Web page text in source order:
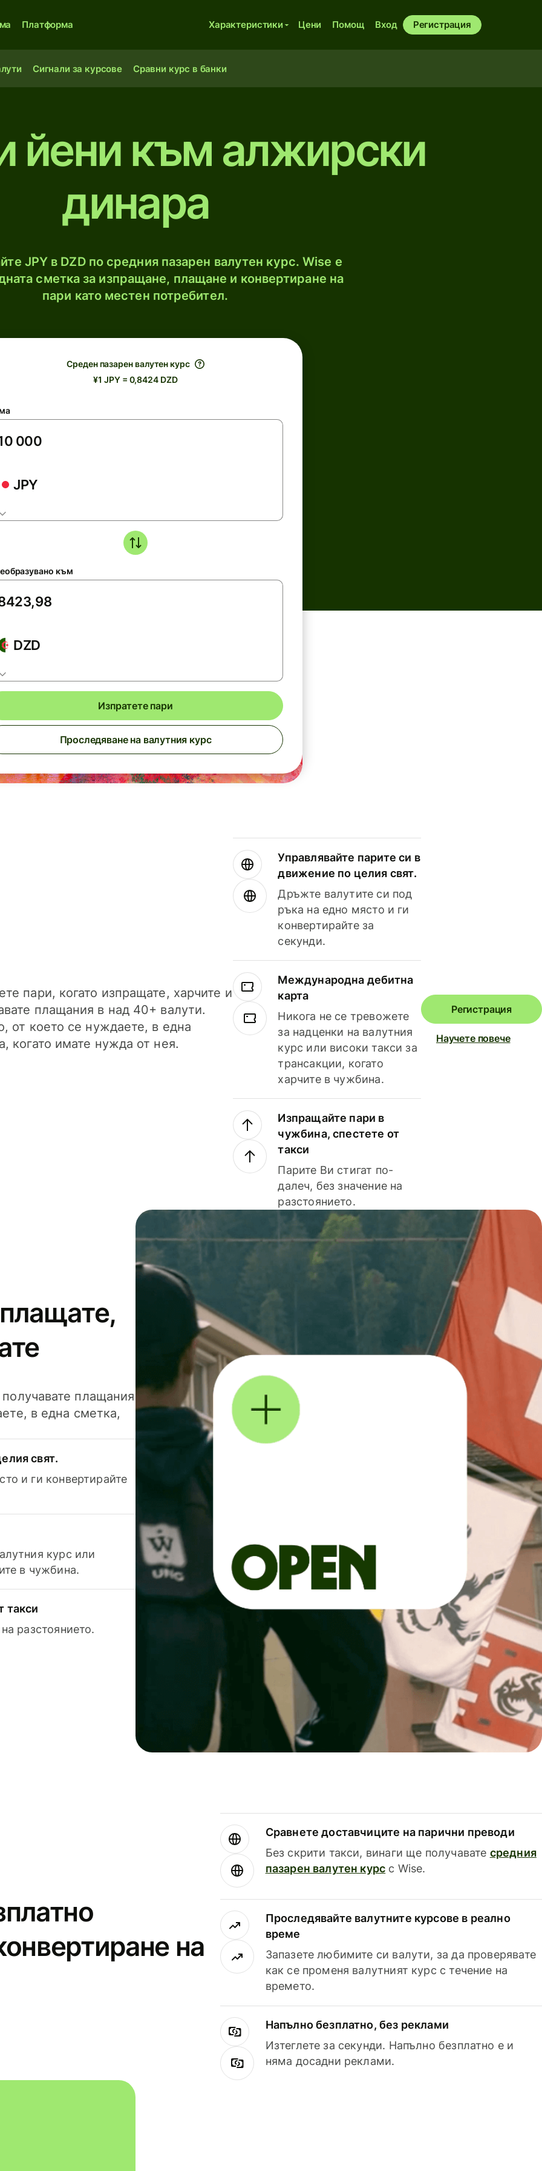
Платформа Характеристики Цени Помощ Вход Регистрация
Сигнали за курсове Сравни курс в банки
йени към алжирски
динара
JPY в DZD по средния пазарен валутен курс. Wise е
сметка за изпращане, плащане и конвертиране на
пари като местен потребител.
Среден пазарен валутен курс
¥1 JPY = 0,8424 DZD
JPY
към
DZD
Изпратете пари
Проследяване на валутния курс
пари, когато изпращате, харчите и
плащания в над 40+ валути.
от което се нуждаете, в една
когато имате нужда от нея.
Управлявайте парите си в
движение по целия свят.
Дръжте валутите си под
ръка на едно място и ги
конвертирайте за
секунди.
Международна дебитна
карта
Никога не се тревожете
за надценки на валутния
курс или високи такси за
трансакции, когато
харчите в чужбина.
Изпращайте пари в
чужбина, спестете от
такси
Парите Ви стигат по-
далеч, без значение на
разстоянието.
Регистрация
Научете повече
плащания
в една сметка,
свят.
и ги конвертирайте
курс или
в чужбина.
такси
разстоянието.
на
Сравнете доставчиците на парични преводи
Без скрити такси, винаги ще получавате средния
пазарен валутен курс с Wise.
Проследявайте валутните курсове в реално
време
Запазете любимите си валути, за да проверявате
как се променя валутният курс с течение на
времето.
Напълно безплатно, без реклами
Изтеглете за секунди. Напълно безплатно е и
няма досадни реклами.